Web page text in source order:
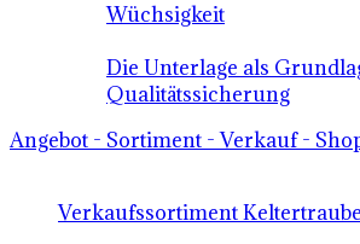
Wüchsigkeit
Die Unterlage als
Qualitätssicherung
Angebot - Sortiment - Verkauf -
Verkaufssortiment